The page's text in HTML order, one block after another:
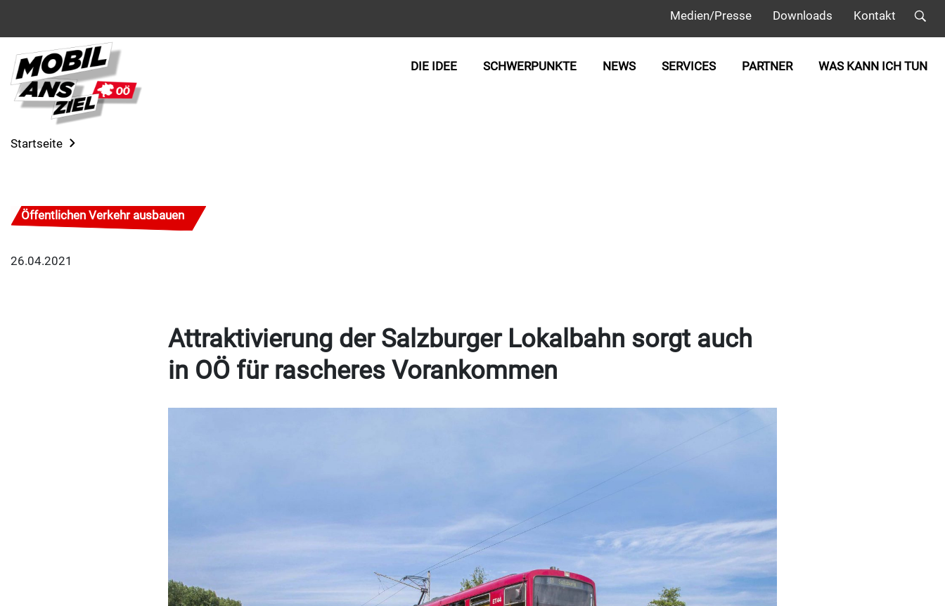
Medien/Presse Downloads Kontakt
DIE IDEE SCHWERPUNKTE NEWS SERVICES PARTNER WAS KANN ICH TUN
Startseite
Öffentlichen Verkehr ausbauen
26.04.2021
Attraktivierung der Salzburger Lokalbahn sorgt auch
in OÖ für rascheres Vorankommen